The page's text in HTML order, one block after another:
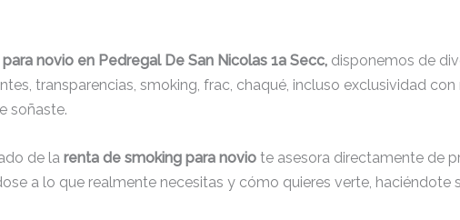
novio en Pedregal De San Nicolas 1a Secc, disponemos de
transparencias, smoking, frac, chaqué, incluso exclusividad
soñaste.
de la renta de smoking para noviote asesora directamente de
a lo que realmente necesitas y cómo quieres verte, haciéndote